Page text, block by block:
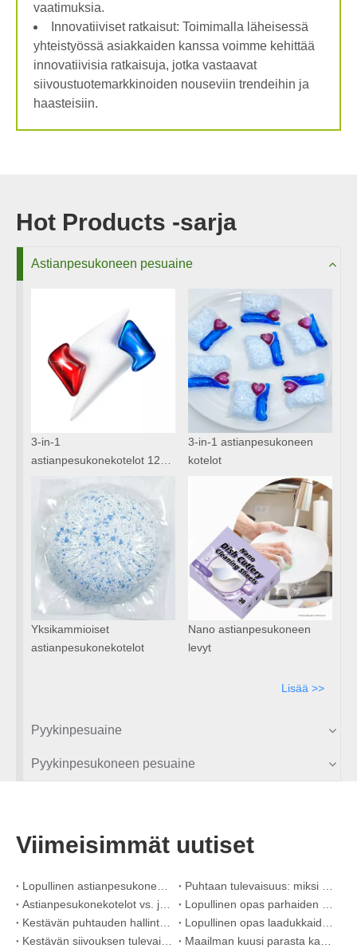
vaatimuksia.
Innovatiiviset ratkaisut: Toimimalla läheisessä
yhteistyössä asiakkaiden kanssa voimme kehittää
innovatiivisia ratkaisuja, jotka vastaavat
siivoustuotemarkkinoiden nouseviin trendeihin ja
haasteisiin.
Hot Products -sarja
Astianpesukoneen pesuaine
3-in-1
astianpesukonekotelot 12g-
3-in-1 astianpesukoneen
kotelot
Yksikammioiset
astianpesukonekotelot
Nano astianpesukoneen
levyt
Lisää >>
Pyykinpesuaine
Pyykinpesukoneen pesuaine
Viimeisimmät uutiset
Lopullinen astianpesukoneen pesuaineiden opas: Pods vs. Tabletit vs. Jauhe
Puhtaan tulevaisuus: miksi kasvipohjaiset astianpesukonekotelot ovat trendikkäitä vuonna 2026
Astianpesukonekotelot vs. jauhe: Asiantuntijaopas parhaan pesuaineen valintaan
Lopullinen opas parhaiden astianpesukonekapseleiden valitsemiseen lasiesineille ja herkille esineille
Kestävän puhtauden hallinta: Eco-Pyykinpesuainelevyjen asiantuntijan opas
Lopullinen opas laadukkaiden pesukapseleiden tunnistamiseen: Alan asiantuntijan näkökulma
Kestävän siivouksen tulevaisuus: Miksi täyttöliikkeet ottavat vastaan ​​pakkaamattomia pyykinpesuainelevyjä
Maailman kuusi parasta kaupallisten astianpesukonepesuaineiden toimittajaa (2026 OEM & Buyer's Guide)